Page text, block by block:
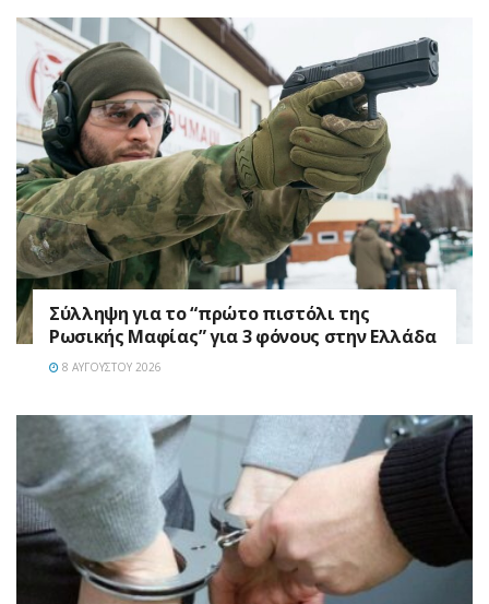
Σύλληψη για το “πρώτο πιστόλι της
Ρωσικής Μαφίας” για 3 φόνους στην Ελλάδα
8 ΑΥΓΟΎΣΤΟΥ 2026